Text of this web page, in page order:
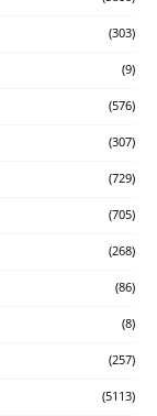
(303)
(9)
(576)
(307)
(729)
(705)
(268)
(86)
(8)
(257)
(5113)